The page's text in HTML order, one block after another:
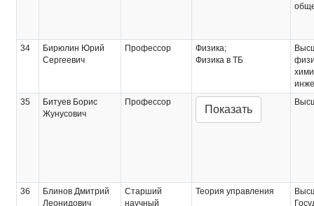
34
Бирюлин Юрий
Сергеевич
Профессор
Физика;
Физика в ТБ
35
Битуев Борис
Жунусович
Профессор
Показать
36
Блинов Дмитрий
Леонидович
Старший
научный
Теория управления